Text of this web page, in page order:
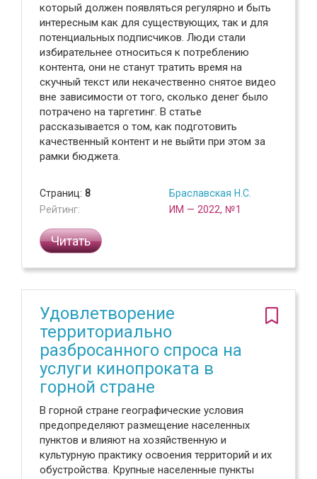
который должен появляться регулярно и быть
интересным как для существующих, так и для
потенциальных подписчиков. Люди стали
избирательнее относиться к потреблению
контента, они не станут тратить время на
скучный текст или некачественно снятое видео
вне зависимости от того, сколько денег было
потрачено на таргетинг. В статье
рассказывается о том, как подготовить
качественный контент и не выйти при этом за
рамки бюджета.
Страниц: 8
Рейтинг:
Браславская Н.С.
ИМ — 2022, №1
Читать
Удовлетворение
территориально
разбросанного спроса на
услуги кинопроката в
горной стране
В горной стране географические условия
предопределяют размещение населенных
пунктов и влияют на хозяйственную и
культурную практику освоения территорий и их
обустройства. Крупные населенные пункты